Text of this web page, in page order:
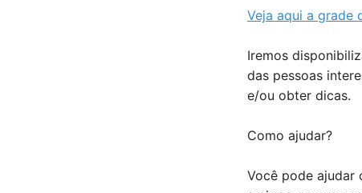
Veja aqui a grade
Iremos
das pessoas
e/ou obter dicas.
Como ajudar?
Você pode ajudar